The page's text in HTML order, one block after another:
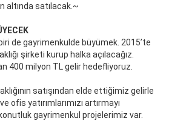
altında satılacak.~
de gayrimenkulde büyümek. 2015’te
şirketi kurup halka açılacağız.
400 milyon TL gelir hedefliyoruz.
satışından elde ettiğimiz gelirle
ofis yatırımlarımızı artırmayı
gayrimenkul projelerimiz var.